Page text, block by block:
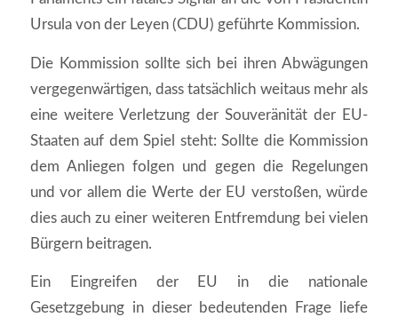
Ursula von der Leyen (CDU) geführte Kommission.
Die Kommission sollte sich bei ihren Abwägungen
vergegenwärtigen, dass tatsächlich weitaus mehr als
eine weitere Verletzung der Souveränität der EU-
Staaten auf dem Spiel steht: Sollte die Kommission
dem Anliegen folgen und gegen die Regelungen
und vor allem die Werte der EU verstoßen, würde
dies auch zu einer weiteren Entfremdung bei vielen
Bürgern beitragen.
Ein Eingreifen der EU in die nationale
Gesetzgebung in dieser bedeutenden Frage liefe